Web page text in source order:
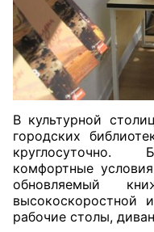
В культурной
городских
круглосуточно.
комфортные
обновляемый
высокоскоростной
рабочие столы,